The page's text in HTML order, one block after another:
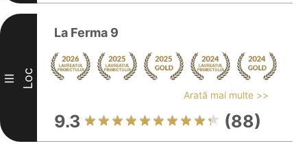
III Loc
La Ferma 9
Arată mai multe >>
9.3 (88)